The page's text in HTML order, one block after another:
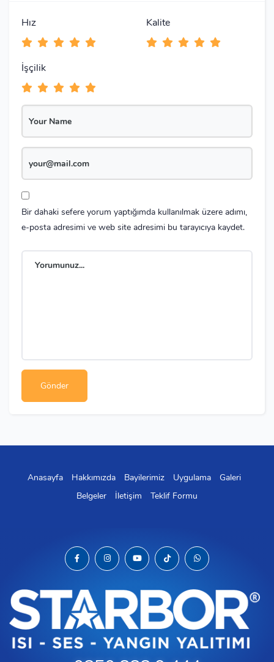
Hız Kalite
İşçilik
Bir dahaki sefere yorum yaptığımda kullanılmak üzere adımı,
e-posta adresimi ve web site adresimi bu tarayıcıya kaydet.
Anasayfa Hakkımızda Bayilerimiz Uygulama
Galeri
Belgeler
İletişim Teklif Formu